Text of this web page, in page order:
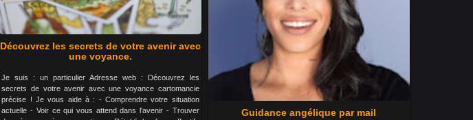
Découvrez les secrets de votre avenir avec
une voyance.
Je suis : un particulier Adresse web : Découvrez les
secrets de votre avenir avec une voyance cartomancie
précise ! Je vous aide à : - Comprendre votre situation
actuelle - Voir ce qui vous attend dans l'avenir - Trouver
Guidance angélique par mail